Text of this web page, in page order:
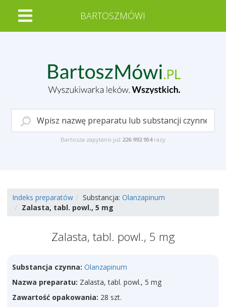
BARTOSZMÓWI
Bartosza zapytano już 226 992 954 razy
Indeks preparatów Substancja: Olanzapinum
Zalasta, tabl. powl., 5 mg
Zalasta, tabl. powl., 5 mg
Substancja czynna: Olanzapinum
Nazwa preparatu: Zalasta, tabl. powl., 5 mg
Zawartość opakowania: 28 szt.